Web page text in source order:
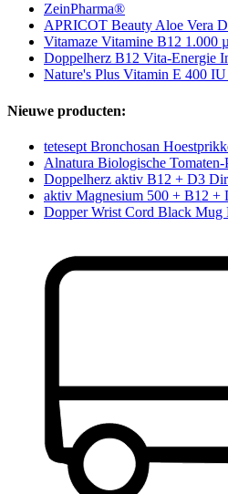
ZeinPharma®
APRICOT Beauty Aloe Vera
Vitamaze Vitamine B12 1.000
Doppelherz B12 Vita-Energie
Nature's Plus Vitamin E 400
Nieuwe producten:
tetesept Bronchosan
Alnatura Biologische Tomaten-
Doppelherz aktiv B12 + D3
aktiv Magnesium 500 + B12 +
Dopper Wrist Cord Black Mug